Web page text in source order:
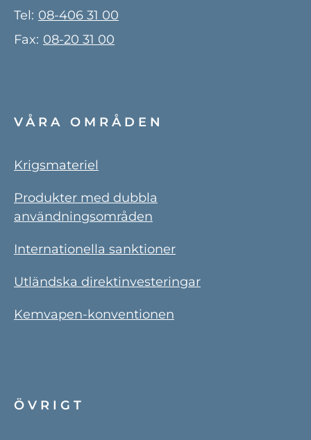
Tel: 08-406 31 00
Fax: 08-20 31 00
VÅRA OMRÅDEN
Krigsmateriel
Produkter med dubbla
användningsområden
Internationella sanktioner
Utländska direktinvesteringar
Kemvapen-konventionen
ÖVRIGT